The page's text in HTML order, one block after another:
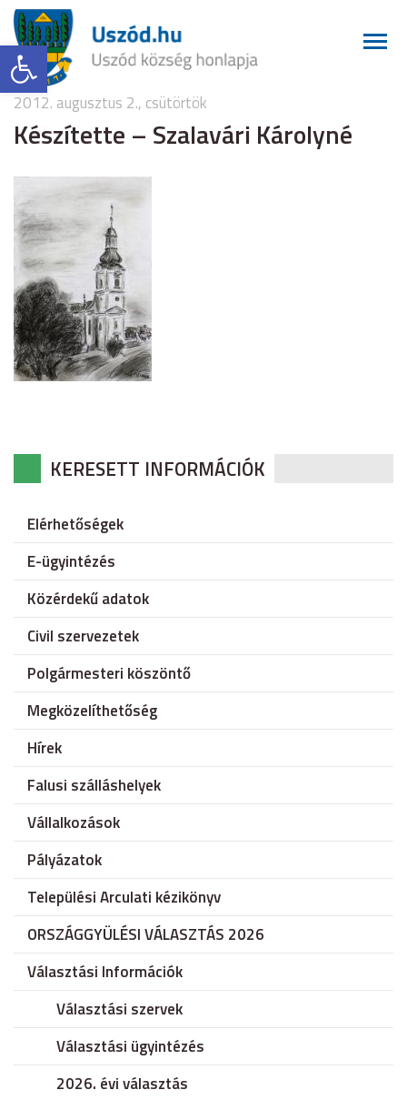
Eszköztár megnyitása
2012. augusztus 2., csütörtök
Készítette – Szalavári Károlyné
KERESETT INFORMÁCIÓK
Elérhetőségek
E-ügyintézés
Közérdekű adatok
Civil szervezetek
Polgármesteri köszöntő
Megközelíthetőség
Hírek
Falusi szálláshelyek
Vállalkozások
Pályázatok
Települési Arculati kézikönyv
ORSZÁGGYÜLÉSI VÁLASZTÁS 2026
Választási Információk
Választási szervek
Választási ügyintézés
2026. évi választás